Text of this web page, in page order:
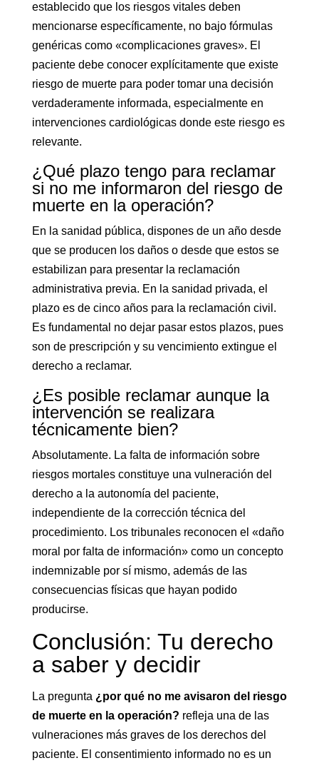
establecido que los riesgos vitales deben
mencionarse específicamente, no bajo fórmulas
genéricas como «complicaciones graves». El
paciente debe conocer explícitamente que existe
riesgo de muerte para poder tomar una decisión
verdaderamente informada, especialmente en
intervenciones cardiológicas donde este riesgo es
relevante.
¿Qué plazo tengo para reclamar
si no me informaron del riesgo de
muerte en la operación?
En la sanidad pública, dispones de un año desde
que se producen los daños o desde que estos se
estabilizan para presentar la reclamación
administrativa previa. En la sanidad privada, el
plazo es de cinco años para la reclamación civil.
Es fundamental no dejar pasar estos plazos, pues
son de prescripción y su vencimiento extingue el
derecho a reclamar.
¿Es posible reclamar aunque la
intervención se realizara
técnicamente bien?
Absolutamente. La falta de información sobre
riesgos mortales constituye una vulneración del
derecho a la autonomía del paciente,
independiente de la corrección técnica del
procedimiento. Los tribunales reconocen el «daño
moral por falta de información» como un concepto
indemnizable por sí mismo, además de las
consecuencias físicas que hayan podido
producirse.
Conclusión: Tu derecho
a saber y decidir
La pregunta ¿por qué no me avisaron del riesgo
de muerte en la operación? refleja una de las
vulneraciones más graves de los derechos del
paciente. El consentimiento informado no es un